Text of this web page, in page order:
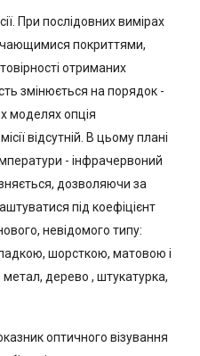
При послідовних вимірах
покриттями,
отриманих
змінюється на порядок -
моделях опція
відсутній. В цьому плані
- інфрачервоний
дозволяючи за
під коефіцієнт
невідомого типу:
шорсткою, матовою і
метал, дерево , штукатурка,
оптичного візування